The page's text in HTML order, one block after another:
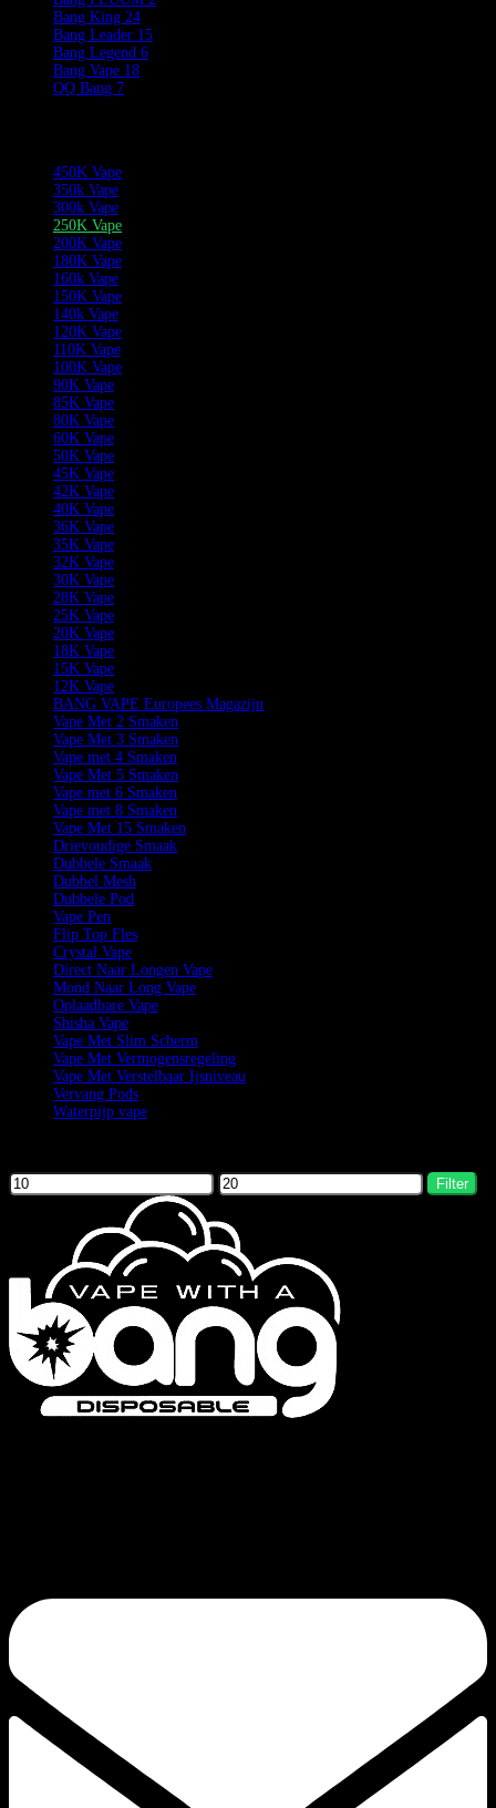
Bang King 24
Bang Leader 15
Bang Legend 6
Bang Vape 18
QQ Bang 7
450K Vape
350k Vape
300k Vape
250K Vape
200K Vape
180K Vape
160k Vape
150K Vape
140k Vape
120K Vape
110K Vape
100K Vape
90K Vape
85K Vape
80K Vape
60K Vape
50K Vape
45K Vape
42K Vape
40K Vape
36K Vape
35K Vape
32K Vape
30K Vape
28K Vape
25K Vape
20K Vape
18K Vape
15K Vape
12K Vape
BANG VAPE Europees Magazijn
Vape Met 2 Smaken
Vape Met 3 Smaken
Vape met 4 Smaken
Vape Met 5 Smaken
Vape met 6 Smaken
Vape met 8 Smaken
Vape Met 15 Smaken
Drievoudige Smaak
Dubbele Smaak
Dubbel Mesh
Dubbele Pod
Vape Pen
Flip Top Fles
Crystal Vape
Direct Naar Longen Vape
Mond Naar Long Vape
Oplaadbare Vape
Shisha Vape
Vape Met Slim Scherm
Vape Met Vermogensregeling
Vape Met Verstelbaar Ijsniveau
Vervang Pods
Waterpijp vape
Filter